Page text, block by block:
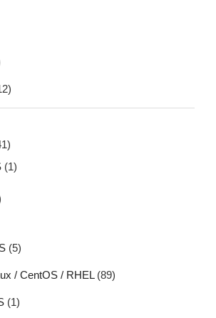
(1)
(5)
/ CentOS / RHEL(89)
(1)